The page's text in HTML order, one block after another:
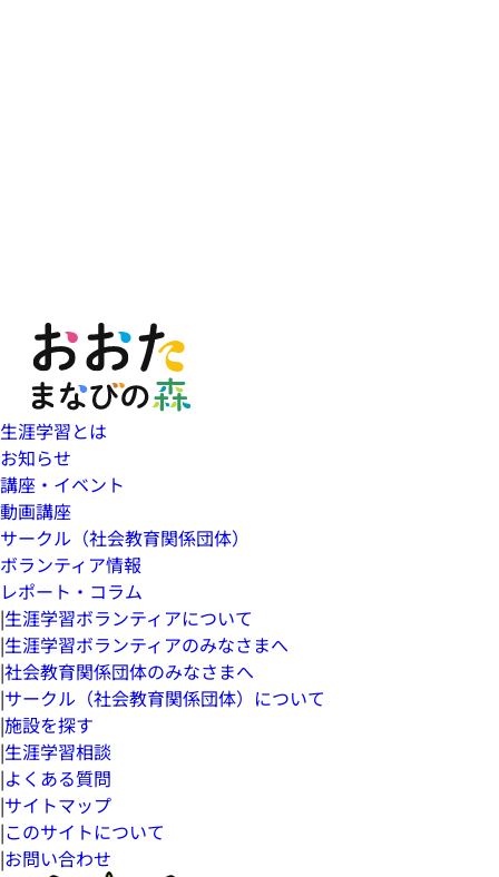
生涯学習とは
お知らせ
講座・イベント
動画講座
サークル（社会教育関係団体）
ボランティア情報
レポート・コラム
|生涯学習ボランティアについて
|生涯学習ボランティアのみなさまへ
|社会教育関係団体のみなさまへ
|サークル（社会教育関係団体）について
|施設を探す
|生涯学習相談
|よくある質問
|サイトマップ
|このサイトについて
|お問い合わせ